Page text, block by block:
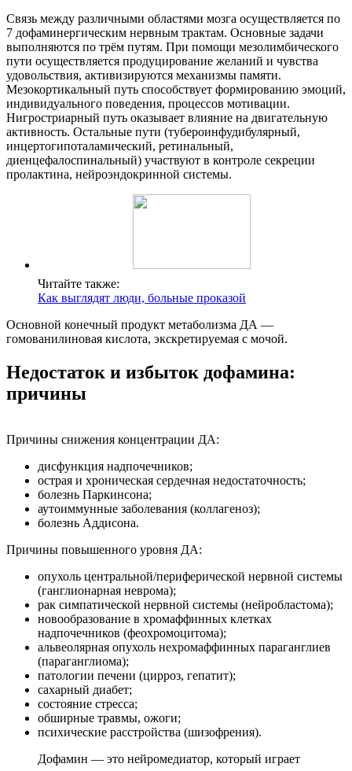
Связь между различными областями мозга осуществляется по
7 дофаминергическим нервным трактам. Основные задачи
выполняются по трём путям. При помощи мезолимбического
пути осуществляется продуцирование желаний и чувства
удовольствия, активизируются механизмы памяти.
Мезокортикальный путь способствует формированию эмоций,
индивидуального поведения, процессов мотивации.
Нигростриарный путь оказывает влияние на двигательную
активность. Остальные пути (тубероинфудибулярный,
инцертогипоталамический, ретинальный,
диенцефалоспинальный) участвуют в контроле секреции
пролактина, нейроэндокринной системы.
Читайте также:
Как выглядят люди, больные проказой
Основной конечный продукт метаболизма ДА —
гомованилиновая кислота, экскретируемая с мочой.
Недостаток и избыток дофамина:
причины
Причины снижения концентрации ДА:
дисфункция надпочечников;
острая и хроническая сердечная недостаточность;
болезнь Паркинсона;
аутоиммунные заболевания (коллагеноз);
болезнь Аддисона.
Причины повышенного уровня ДА:
опухоль центральной/периферической нервной системы
(ганглионарная неврома);
рак симпатической нервной системы (нейробластома);
новообразование в хромаффинных клетках
надпочечников (феохромоцитома);
альвеолярная опухоль нехромаффинных параганглиев
(параганглиома);
патологии печени (цирроз, гепатит);
сахарный диабет;
состояние стресса;
обширные травмы, ожоги;
психические расстройства (шизофрения).
Дофамин — это нейромедиатор, который играет